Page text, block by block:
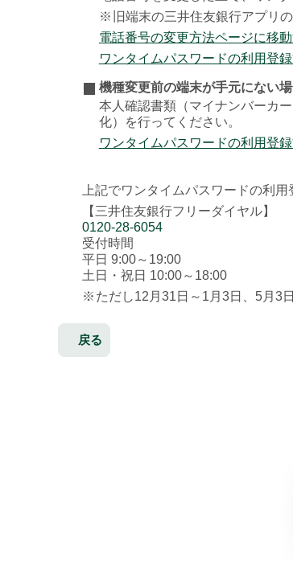
※ 旧端末の三井住友銀行アプリ
電話番号の変更方法ページに移
ワンタイムパスワードの利用登
機種変更前の端末が手元にない
本人確認書類（マイナンバーカ
化）を行ってください。
ワンタイムパスワードの利用登
上記でワンタイムパスワードの利
【三井住友銀行フリーダイヤル】
0120-28-6054
受付時間
平日 9:00～19:00
土日・祝日 10:00～18:00
※ ただし12月31日～1月3日、5月3
戻る